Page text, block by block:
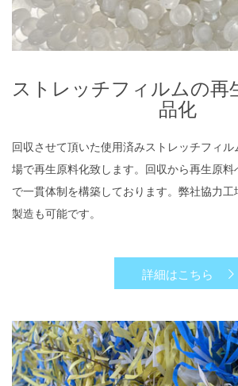
ストレッチフィルムの再
品化
回収させて頂いた使用済みストレッチフィ
場で再生原料化致します。回収から再生原料
で一貫体制を構築しております。弊社協力
製造も可能です。
詳細はこちら
ファーイーストマテリアルの取